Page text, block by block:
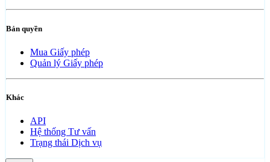
Bản quyền
Mua Giấy phép
Quản lý Giấy phép
Khác
API
Hệ thống Tư vấn
Trạng thái Dịch vụ